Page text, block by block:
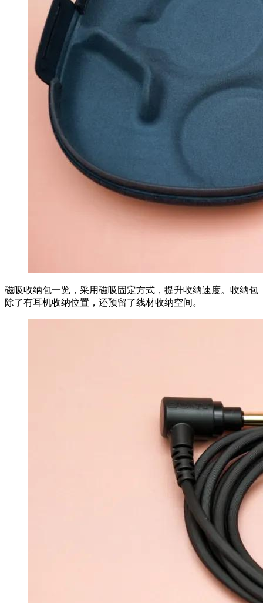
磁吸收纳包一览，采用磁吸固定方式，提升收纳速度。收纳包
除了有耳机收纳位置，还预留了线材收纳空间。